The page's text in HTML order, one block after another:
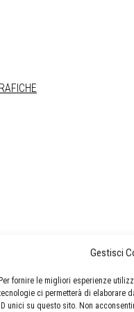
Gestisci
Per fornire le migliori esperienze
ci permetterà di elaborare
ID unici su questo sito. Non